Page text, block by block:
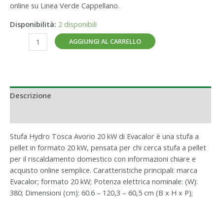
online su Linea Verde Cappellano.
Disponibilità: 2 disponibili
AGGIUNGI AL CARRELLO
Descrizione
Stufa Hydro Tosca Avorio 20 kW di Evacalor è una stufa a
pellet in formato 20 kW, pensata per chi cerca stufa a pellet
per il riscaldamento domestico con informazioni chiare e
acquisto online semplice. Caratteristiche principali: marca
Evacalor; formato 20 kW; Potenza elettrica nominale: (W):
380; Dimensioni (cm): 60.6 – 120,3 – 60,5 cm (B x H x P);